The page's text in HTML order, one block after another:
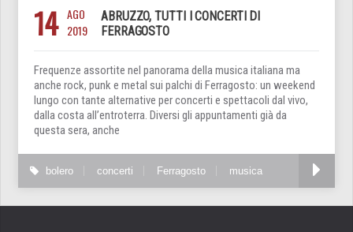
14 AGO
2019
ABRUZZO, TUTTI I CONCERTI DI
FERRAGOSTO
Frequenze assortite nel panorama della musica italiana ma
anche rock, punk e metal sui palchi di Ferragosto: un weekend
lungo con tante alternative per concerti e spettacoli dal vivo,
dalla costa all’entroterra. Diversi gli appuntamenti già da
questa sera, anche
bolero concerti Ferragosto musica